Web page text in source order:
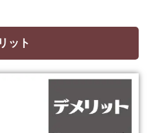
ット